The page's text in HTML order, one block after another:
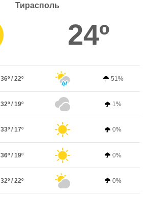
Тирасполь
24º
36º / 22º 51%
32º / 19º 1%
33º / 17º 0%
36º / 19º 0%
32º / 22º 0%